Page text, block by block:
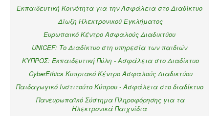
Αποστολή αντίγραφου σε σας (προαιρετικό)
Αποστολή Μηνύματος
Εκπαιδευτική Κοινότητα για την Ασφάλεια στο Διαδίκτυο
Δίωξη Ηλεκτρονικού Εγκλήματος
Ευρωπαικό Κέντρο Ασφαλούς Διαδικτύου
UNICEF: Το Διαδίκτυο στη υπηρεσία των παιδιών
ΚΥΠΡΟΣ: Εκπαιδευτική Πύλη - Ασφάλεια στο Διαδίκτυο
CyberEthics Κυπριακό Κέντρο Ασφαλούς Διαδικτύου
Παιδαγωγικό Ινστιτούτο Κύπρου - Ασφάλεια στο διαδίκτυο
Πανευρωπαϊκό Σύστημα Πληροφόρησης για τα
Ηλεκτρονικά Παιχνίδια